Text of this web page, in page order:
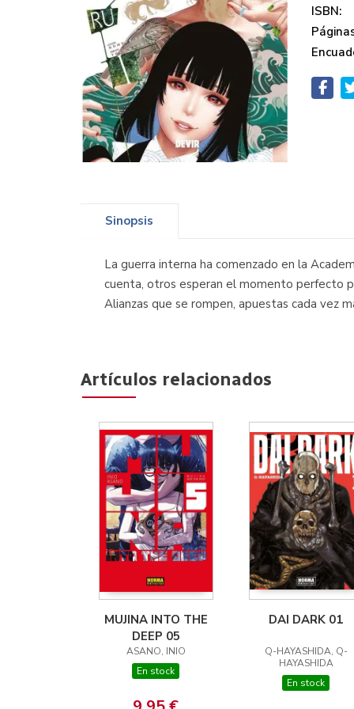
ISBN:
Sinopsis
La guerra interna ha comenzado en la
cuenta, otros esperan el momento perfecto
Alianzas que se rompen, apuestas cada vez
Artículos relacionados
MUJINA INTO THE
DEEP 05
ASANO, INIO
En stock
DAI DARK 01
Q-HAYASHIDA, Q-
HAYASHIDA
En stock